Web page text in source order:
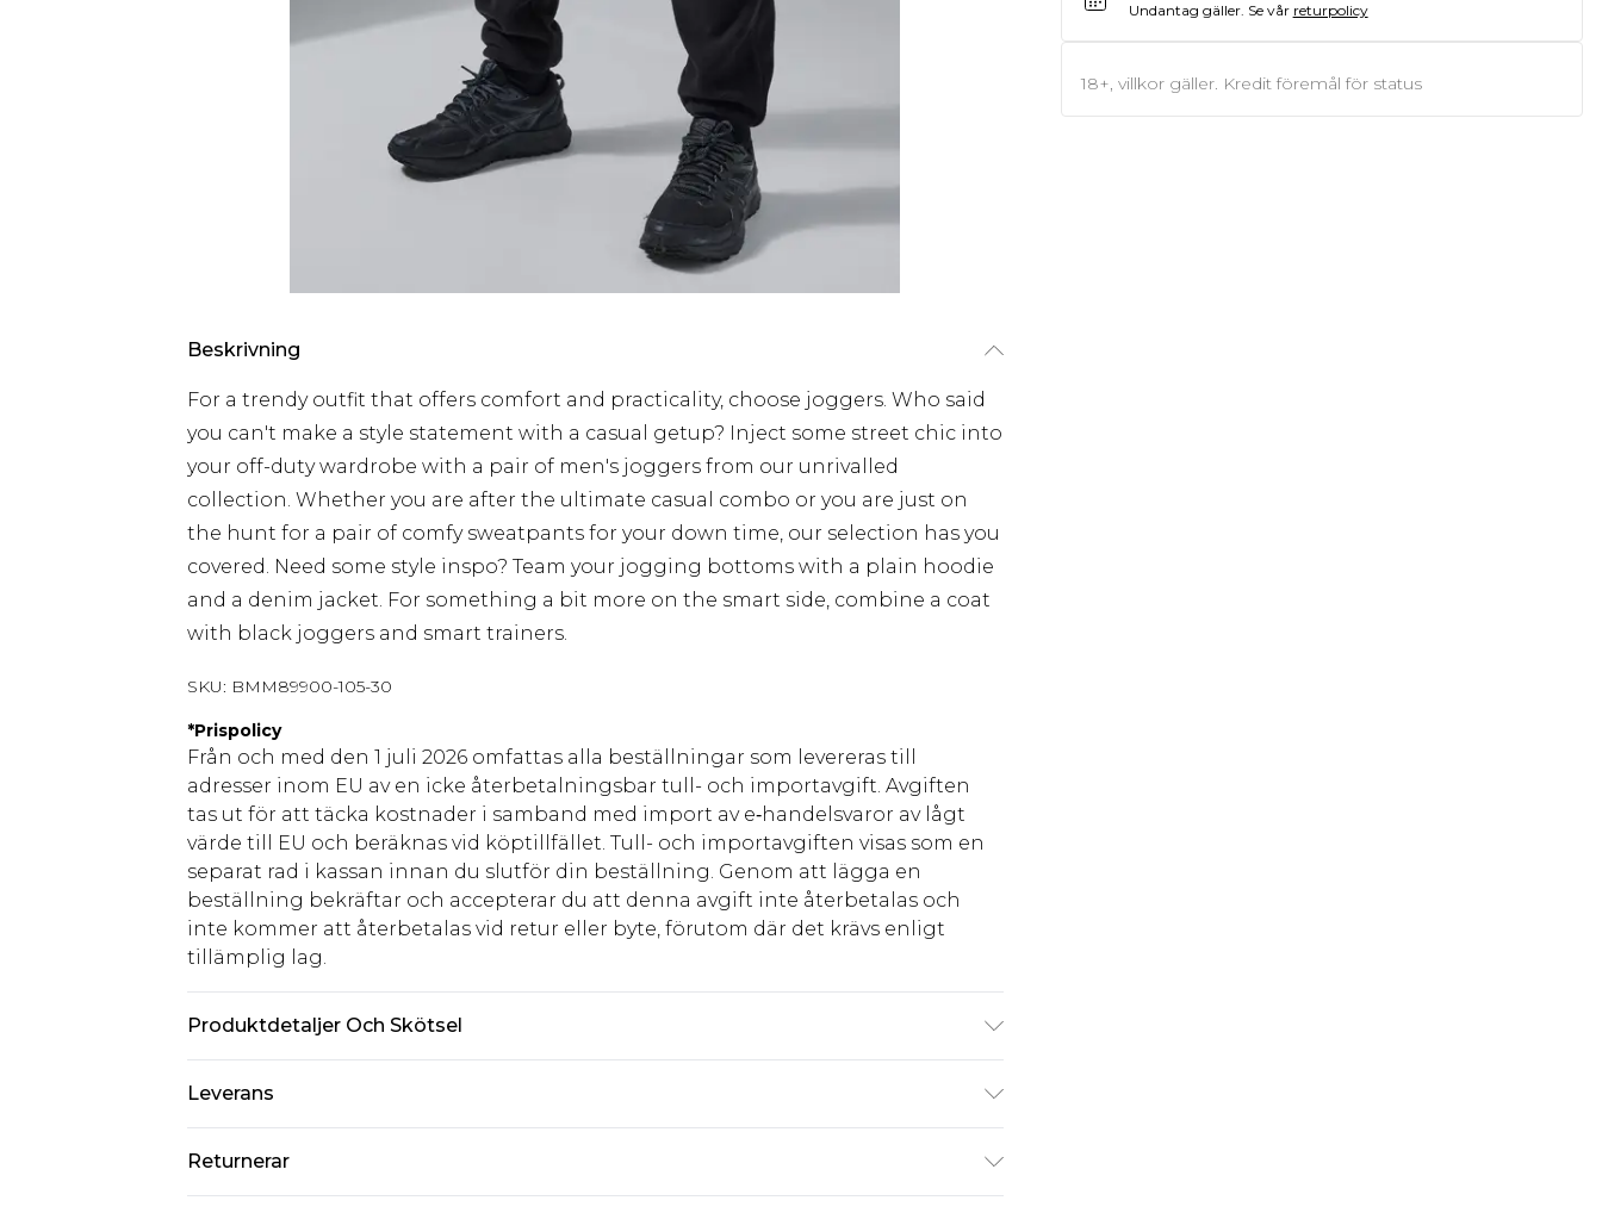
Beskrivning
For a trendy outfit that offers comfort and practicality, choose joggers. Who said
you can't make a style statement with a casual getup? Inject some street chic into
your off-duty wardrobe with a pair of men's joggers from our unrivalled
collection. Whether you are after the ultimate casual combo or you are just on
the hunt for a pair of comfy sweatpants for your down time, our selection has you
covered. Need some style inspo? Team your jogging bottoms with a plain hoodie
and a denim jacket. For something a bit more on the smart side, combine a coat
with black joggers and smart trainers.
SKU: BMM89900-105-30
*Prispolicy
Från och med den 1 juli 2026 omfattas alla beställningar som levereras till
adresser inom EU av en icke återbetalningsbar tull- och importavgift. Avgiften
tas ut för att täcka kostnader i samband med import av e‑handelsvaror av lågt
värde till EU och beräknas vid köptillfället. Tull- och importavgiften visas som en
separat rad i kassan innan du slutför din beställning. Genom att lägga en
beställning bekräftar och accepterar du att denna avgift inte återbetalas och
inte kommer att återbetalas vid retur eller byte, förutom där det krävs enligt
tillämplig lag.
Produktdetaljer Och Skötsel
Leverans
Standardleverans Sverige
kr80
Returnerar
Undantag gäller. Se vår returpolicy
18+, villkor gäller. Kredit föremål för status